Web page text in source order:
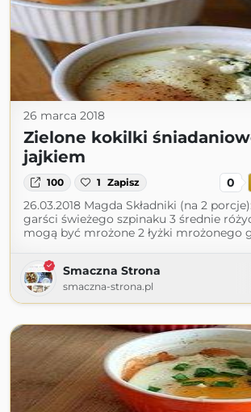
26 marca 2018
Zielone kokilki
jajkiem
100 1 Zapisz 0
26.03.2018 Magda Składniki (na 2
garści świeżego szpinaku 3 średnie
mogą być mrożone 2 łyżki mrożonego
Smaczna Strona
smaczna-strona.pl